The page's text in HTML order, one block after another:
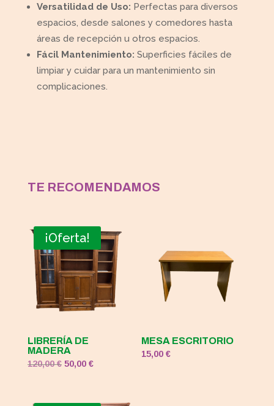
Versatilidad de Uso: Perfectas para diversos
espacios, desde salones y comedores hasta
áreas de recepción u otros espacios.
Fácil Mantenimiento: Superficies fáciles de
limpiar y cuidar para un mantenimiento sin
complicaciones.
TE RECOMENDAMOS
¡Oferta!
LIBRERÍA DE
MADERA
120,00€ El
50,00 €El
MESA ESCRITORIO
15,00€